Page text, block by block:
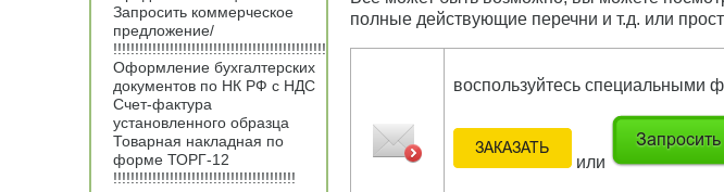
полные действующие перечни и т.д. или
воспользуйтесь специальными
или
Запросить коммерческое
предложение/
!!!!!!!!!!!!!!!!!!!!!!!!!!!!!!!!!!!!!!!!!!!!!!!!!
Оформление бухгалтерских
документов по НК РФ с НДС
Счет-фактура
установленного образца
Товарная накладная по
форме ТОРГ-12
!!!!!!!!!!!!!!!!!!!!!!!!!!!!!!!!!!!!!!!!!!